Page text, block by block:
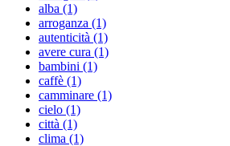
alba (1)
arroganza (1)
autenticità (1)
avere cura (1)
bambini (1)
caffè (1)
camminare (1)
cielo (1)
città (1)
clima (1)